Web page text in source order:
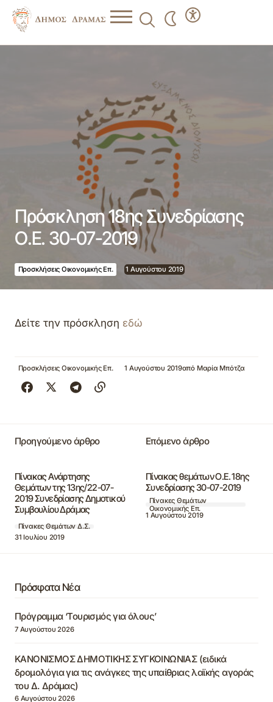
Πρόσκληση 18ης Συνεδρίασης
Ο.Ε. 30-07-2019
Προσκλήσεις Οικονομικής Επ. 1 Αυγούστου 2019
Δείτε την πρόσκληση εδώ
Προσκλήσεις Οικονομικής Επ. 1 Αυγούστου 2019από Μαρία Μπότζα
Προηγούμενο άρθρο
Πίνακας Ανάρτησης
Θεμάτων της 13ης/22-07-
2019 Συνεδρίασης Δημοτικού
Συμβουλίου Δράμας
Πίνακες Θεμάτων Δ.Σ.
31 Ιουλίου 2019
Επόμενο άρθρο
Πίνακας θεμάτων Ο.Ε. 18ης
Συνεδρίασης 30-07-2019
Πίνακες Θεμάτων
Οικονομικής Επ.
1 Αυγούστου 2019
Πρόσφατα Νέα
Πρόγραμμα ‘Τουρισμός για όλους’
7 Αυγούστου 2026
ΚΑΝΟΝΙΣΜΟΣ ΔΗΜΟΤΙΚΗΣ ΣΥΓΚΟΙΝΩΝΙΑΣ (ειδικά
δρομολόγια για τις ανάγκες της υπαίθριας λαϊκής αγοράς
του Δ. Δράμας)
6 Αυγούστου 2026